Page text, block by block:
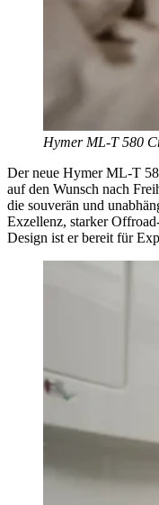
Hymer ML-T 580
Der neue Hymer ML-T
auf den Wunsch nach
die souverän und
Exzellenz, starker
Design ist er bereit für